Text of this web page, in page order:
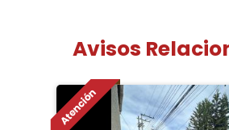
Avisos